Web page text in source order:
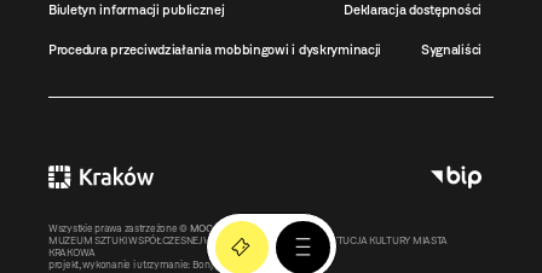
Biuletyn informacji publicznej Deklaracja dostępności
Procedura przeciwdziałania mobbingowi i dyskryminacji Sygnaliści
Wszystkie prawa zastrzeżone © MOCAK2011-2026
MUZEUM SZTUKI WSPÓŁCZESNEJ W KRAKOWIE MOCAK – INSTYTUCJA KULTURY MIASTA
KRAKOWA
projekt, wykonanie i utrzymanie: Bonjour.pl